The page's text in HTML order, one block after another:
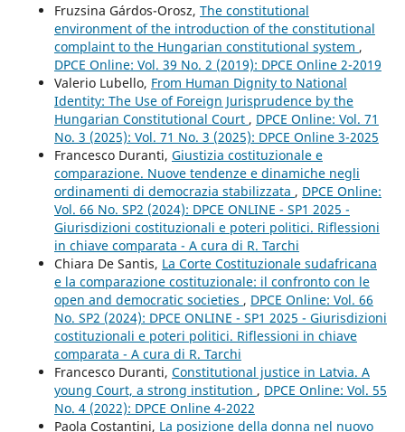
Fruzsina Gárdos-Orosz, The constitutional
environment of the introduction of the constitutional
complaint to the Hungarian constitutional system ,
DPCE Online: Vol. 39 No. 2 (2019): DPCE Online 2-2019
Valerio Lubello, From Human Dignity to National
Identity: The Use of Foreign Jurisprudence by the
Hungarian Constitutional Court , DPCE Online: Vol. 71
No. 3 (2025): Vol. 71 No. 3 (2025): DPCE Online 3-2025
Francesco Duranti, Giustizia costituzionale e
comparazione. Nuove tendenze e dinamiche negli
ordinamenti di democrazia stabilizzata , DPCE Online:
Vol. 66 No. SP2 (2024): DPCE ONLINE - SP1 2025 -
Giurisdizioni costituzionali e poteri politici. Riflessioni
in chiave comparata - A cura di R. Tarchi
Chiara De Santis, La Corte Costituzionale sudafricana
e la comparazione costituzionale: il confronto con le
open and democratic societies , DPCE Online: Vol. 66
No. SP2 (2024): DPCE ONLINE - SP1 2025 - Giurisdizioni
costituzionali e poteri politici. Riflessioni in chiave
comparata - A cura di R. Tarchi
Francesco Duranti, Constitutional justice in Latvia. A
young Court, a strong institution , DPCE Online: Vol. 55
No. 4 (2022): DPCE Online 4-2022
Paola Costantini, La posizione della donna nel nuovo